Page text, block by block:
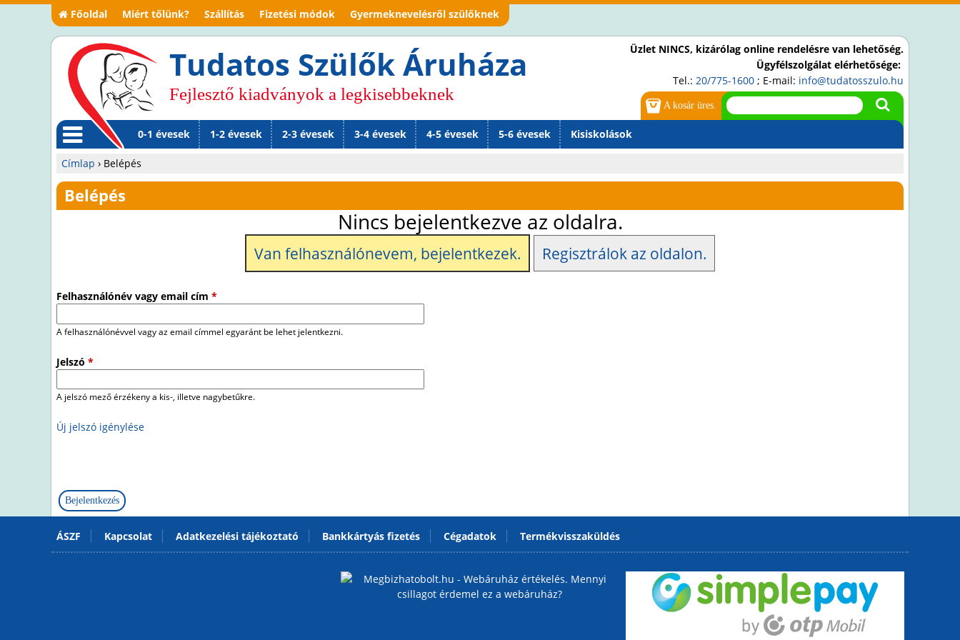
Jump to navigation
Főoldal Miért tőlünk? Szállítás Fizetési módok Gyermeknevelésről szülőknek
Tudatos Szülők Áruháza
Fejlesztő kiadványok a legkisebbeknek
Üzlet NINCS, kizárólag online rendelésre van lehetőség.
Ügyfélszolgálat elérhetősége:
Tel.: 20/775-1600 ; E-mail: info@tudatosszulo.hu
Jelenlegi
hely
Címlap › Belépés
Belépés
Nincs bejelentkezve az oldalra.
Van felhasználónevem, bejelentkezek. Regisztrálok az oldalon.
Felhasználónév vagy email cím *
A felhasználónévvel vagy az email címmel egyaránt be lehet jelentkezni.
Jelszó *
A jelszó mező érzékeny a kis-, illetve nagybetűkre.
Új jelszó igénylése
A kosár üres.
M
en
ü
0-1 évesek 1-2 évesek 2-3 évesek 3-4 évesek 4-5 évesek 5-6 évesek Kisiskolások
ÁSZF Kapcsolat Adatkezelési tájékoztató Bankkártyás fizetés Cégadatok Termékvisszaküldés